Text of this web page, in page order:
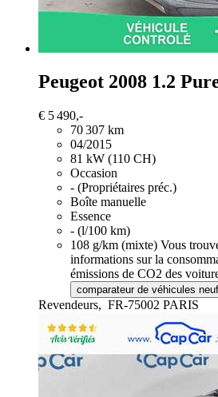
Peugeot 2008 1.2
€ 5 490,-
70 307 km
04/2015
81 kW (110 CH)
Occasion
- (Propriétaires préc.)
Boîte manuelle
Essence
- (l/100 km)
108 g/km (mixte) Vous
informations sur la
émissions de CO2 des
comparateur de véhicules
Revendeurs, FR-75002 PARIS